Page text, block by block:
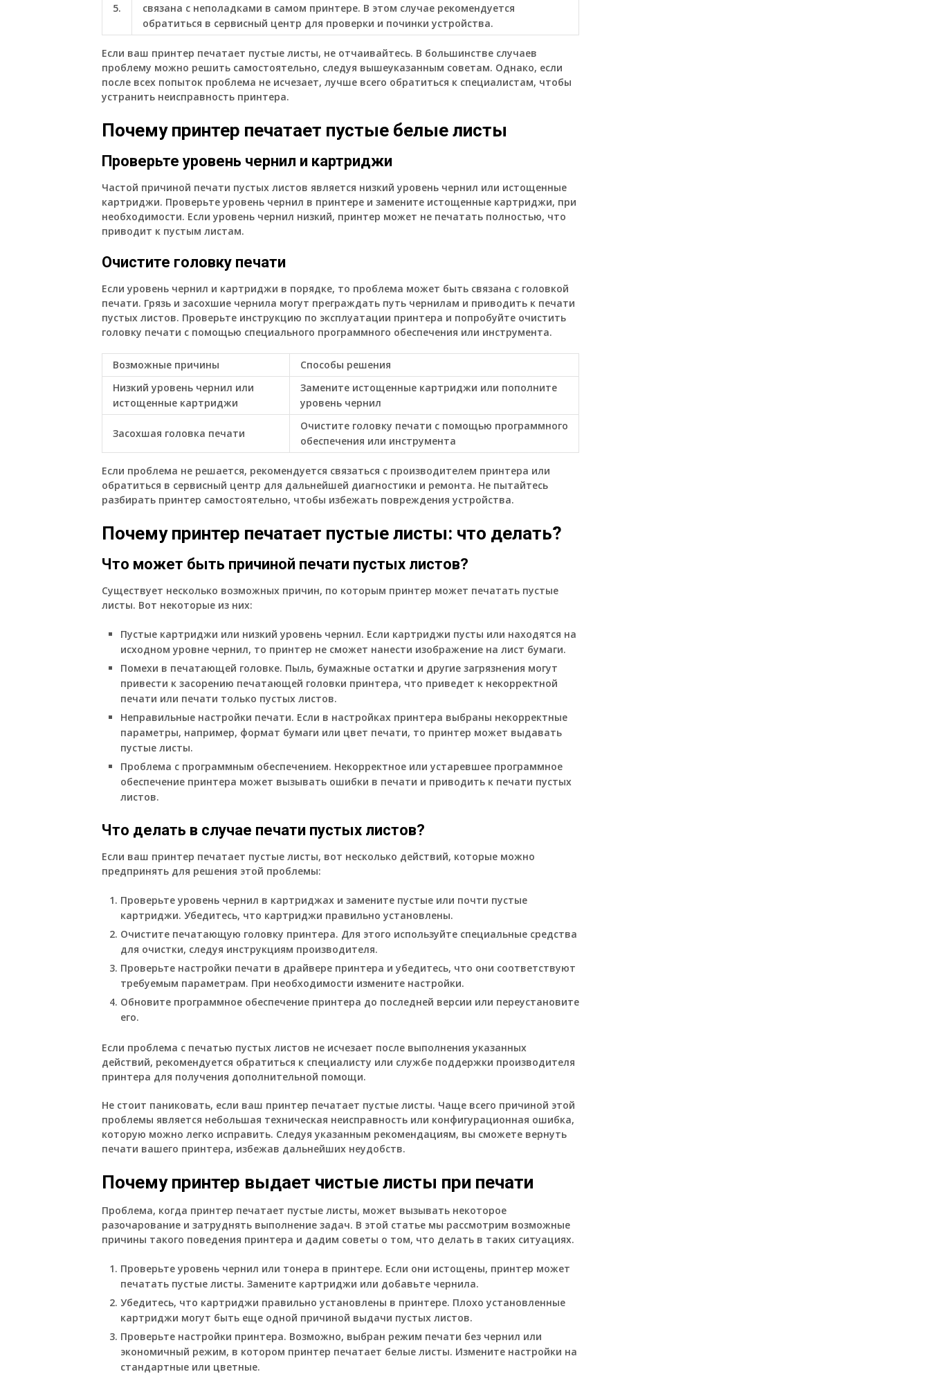
5.
связана с неполадками в самом принтере. В этом случае рекомендуется
обратиться в сервисный центр для проверки и починки устройства.
Если ваш принтер печатает пустые листы, не отчаивайтесь. В большинстве случаев
проблему можно решить самостоятельно, следуя вышеуказанным советам. Однако, если
после всех попыток проблема не исчезает, лучше всего обратиться к специалистам, чтобы
устранить неисправность принтера.
Почему принтер печатает пустые белые листы
Проверьте уровень чернил и картриджи
Частой причиной печати пустых листов является низкий уровень чернил или истощенные
картриджи. Проверьте уровень чернил в принтере и замените истощенные картриджи, при
необходимости. Если уровень чернил низкий, принтер может не печатать полностью, что
приводит к пустым листам.
Очистите головку печати
Если уровень чернил и картриджи в порядке, то проблема может быть связана с головкой
печати. Грязь и засохшие чернила могут преграждать путь чернилам и приводить к печати
пустых листов. Проверьте инструкцию по эксплуатации принтера и попробуйте очистить
головку печати с помощью специального программного обеспечения или инструмента.
Возможные причины
Способы решения
Низкий уровень чернил или
истощенные картриджи
Замените истощенные картриджи или пополните
уровень чернил
Засохшая головка печати
Очистите головку печати с помощью программного
обеспечения или инструмента
Если проблема не решается, рекомендуется связаться с производителем принтера или
обратиться в сервисный центр для дальнейшей диагностики и ремонта. Не пытайтесь
разбирать принтер самостоятельно, чтобы избежать повреждения устройства.
Почему принтер печатает пустые листы: что делать?
Что может быть причиной печати пустых листов?
Существует несколько возможных причин, по которым принтер может печатать пустые
листы. Вот некоторые из них:
Пустые картриджи или низкий уровень чернил. Если картриджи пусты или находятся на
исходном уровне чернил, то принтер не сможет нанести изображение на лист бумаги.
Помехи в печатающей головке. Пыль, бумажные остатки и другие загрязнения могут
привести к засорению печатающей головки принтера, что приведет к некорректной
печати или печати только пустых листов.
Неправильные настройки печати. Если в настройках принтера выбраны некорректные
параметры, например, формат бумаги или цвет печати, то принтер может выдавать
пустые листы.
Проблема с программным обеспечением. Некорректное или устаревшее программное
обеспечение принтера может вызывать ошибки в печати и приводить к печати пустых
листов.
Что делать в случае печати пустых листов?
Если ваш принтер печатает пустые листы, вот несколько действий, которые можно
предпринять для решения этой проблемы:
Проверьте уровень чернил в картриджах и замените пустые или почти пустые
картриджи. Убедитесь, что картриджи правильно установлены.
Очистите печатающую головку принтера. Для этого используйте специальные средства
для очистки, следуя инструкциям производителя.
Проверьте настройки печати в драйвере принтера и убедитесь, что они соответствуют
требуемым параметрам. При необходимости измените настройки.
Обновите программное обеспечение принтера до последней версии или переустановите
его.
Если проблема с печатью пустых листов не исчезает после выполнения указанных
действий, рекомендуется обратиться к специалисту или службе поддержки производителя
принтера для получения дополнительной помощи.
Не стоит паниковать, если ваш принтер печатает пустые листы. Чаще всего причиной этой
проблемы является небольшая техническая неисправность или конфигурационная ошибка,
которую можно легко исправить. Следуя указанным рекомендациям, вы сможете вернуть
печати вашего принтера, избежав дальнейших неудобств.
Почему принтер выдает чистые листы при печати
Проблема, когда принтер печатает пустые листы, может вызывать некоторое
разочарование и затруднять выполнение задач. В этой статье мы рассмотрим возможные
причины такого поведения принтера и дадим советы о том, что делать в таких ситуациях.
Проверьте уровень чернил или тонера в принтере. Если они истощены, принтер может
печатать пустые листы. Замените картриджи или добавьте чернила.
Убедитесь, что картриджи правильно установлены в принтере. Плохо установленные
картриджи могут быть еще одной причиной выдачи пустых листов.
Проверьте настройки принтера. Возможно, выбран режим печати без чернил или
экономичный режим, в котором принтер печатает белые листы. Измените настройки на
стандартные или цветные.